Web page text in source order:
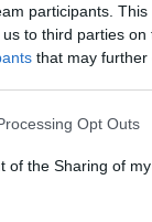
participants.
to third parties on
that may
website/app uses
or usage
to Google and its
specified
Opt Outs
of the Sharing of my
- éles a